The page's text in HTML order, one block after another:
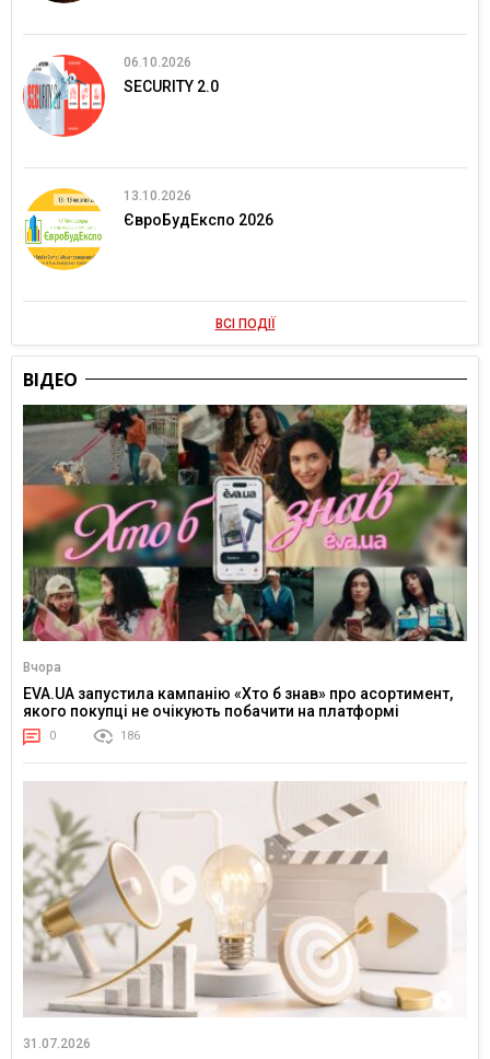
06.10.2026
SECURITY 2.0
13.10.2026
ЄвроБудЕкспо 2026
ВСІ ПОДІЇ
ВІДЕО
Вчора
EVA.UA запустила кампанію «Хто б знав» про асортимент,
якого покупці не очікують побачити на платформі
0 186
31.07.2026